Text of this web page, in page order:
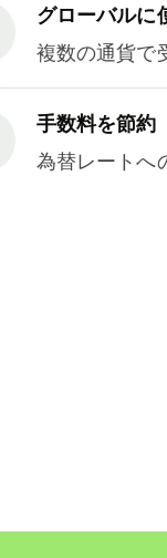
グローバルに
複数の通貨で
手数料を節約
為替レートへ